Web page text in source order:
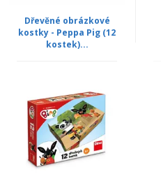
Dřevěné obrázkové
kostky - Peppa Pig (12
kostek)...